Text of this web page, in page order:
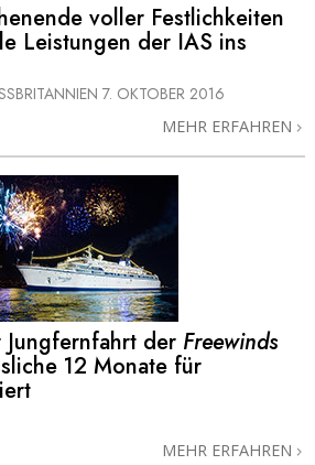
voller Festlichkeiten
Leistungen der IAS ins
7. OKTOBER 2016
MEHR ERFAHREN
Jungfernfahrt der Freewinds
12 Monate für
MEHR ERFAHREN